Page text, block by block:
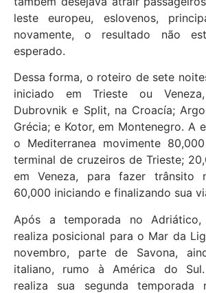
leste europeu, eslovenos,
novamente, o resultado não
esperado.
Dessa forma, o roteiro de sete
iniciado em Trieste ou
Dubrovnik e Split, na Croacía;
Grécia; e Kotor, em Montenegro. A
o Mediterranea movimente
terminal de cruzeiros de Trieste;
em Veneza, para fazer trânsito
60,000 iniciando e finalizando sua
Após a temporada no Adriático,
realiza posicional para o Mar da
novembro, parte de Savona,
italiano, rumo à América do
realiza sua segunda temporada